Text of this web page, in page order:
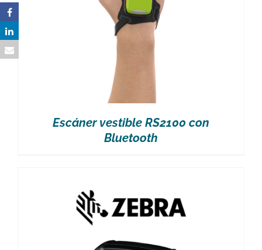
Escáner vestible RS2100 con
Bluetooth